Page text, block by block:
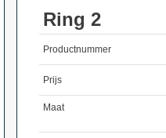
Ring 2
Productnummer
Prijs
Maat